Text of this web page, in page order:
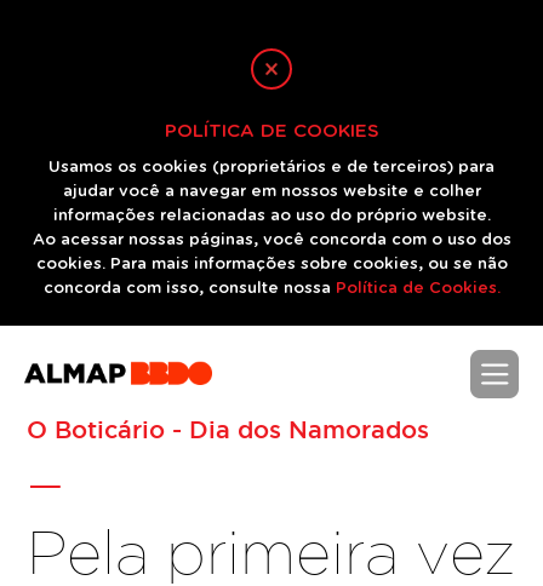
POLÍTICA DE COOKIES
Usamos os cookies (proprietários e de terceiros) para
ajudar você a navegar em nossos website e colher
informações relacionadas ao uso do próprio website.
Ao acessar nossas páginas, você concorda com o uso dos
cookies. Para mais informações sobre cookies, ou se não
concorda com isso, consulte nossa Política de Cookies.
O Boticário - Dia dos Namorados
-
Pela primeira vez